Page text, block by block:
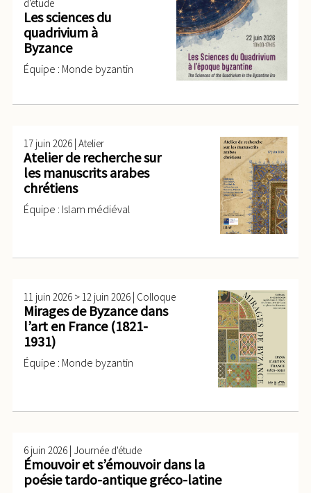
d'étude
Les sciences du
quadrivium à
Byzance
Équipe : Monde byzantin
17 juin 2026 | Atelier
Atelier de recherche sur
les manuscrits arabes
chrétiens
Équipe : Islam médiéval
11 juin 2026 >12 juin 2026 | Colloque
Mirages de Byzance dans
l’art en France (1821-
1931)
Équipe : Monde byzantin
6 juin 2026 | Journée d'étude
Émouvoir et s’émouvoir dans la
poésie tardo-antique gréco-latine